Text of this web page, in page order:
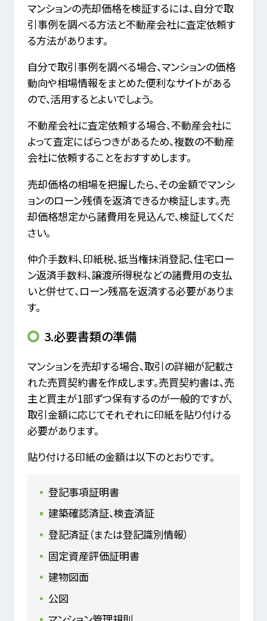
マンションの売却価格を検証するには、自分で取
引事例を調べる方法と不動産会社に査定依頼す
る方法があります。
自分で取引事例を調べる場合、マンションの価格
動向や相場情報をまとめた便利なサイトがある
ので、活用するとよいでしょう。
不動産会社に査定依頼する場合、不動産会社に
よって査定にばらつきがあるため、複数の不動産
会社に依頼することをおすすめします。
売却価格の相場を把握したら、その金額でマンシ
ョンのローン残債を返済できるか検証します。売
却価格想定から諸費用を見込んで、検証してくだ
さい。
仲介手数料、印紙税、抵当権抹消登記、住宅ロー
ン返済手数料、譲渡所得税などの諸費用の支払
いと併せて、ローン残高を返済する必要がありま
す。
3.必要書類の準備
マンションを売却する場合、取引の詳細が記載さ
れた売買契約書を作成します。売買契約書は、売
主と買主が1部ずつ保有するのが一般的ですが、
取引金額に応じてそれぞれに印紙を貼り付ける
必要があります。
貼り付ける印紙の金額は以下のとおりです。
登記事項証明書
建築確認済証、検査済証
登記済証（または登記識別情報）
固定資産評価証明書
建物図面
公図